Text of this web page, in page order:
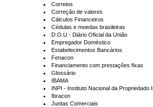
Correios
Correção de valores
Cálculos Financeiros
Cédulas e moedas brasileiras
D.O.U - Diário Oficial da União
Empregador Doméstico
Estabelecimentos Bancários
Fenacon
Financiamento com prestações fixas
Glossário
IBAMA
INPI - Instituto Nacional da Propriedado
Ibracon
Juntas Comerciais